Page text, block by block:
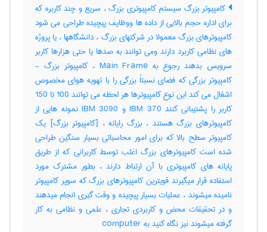
کامپیوتر بزرگ سیستم کامپیوتری بزرگ ، سریع و چند کاربره که
برای اداره حجم بالایی از داده ها ووظایف پیچیده طراحی می شود
کامپیوترهای بزرگ معمولا در شرکتهای بزرگ ، دانشگاهها ، یا پروژه
های نظامی کاربرد دارند ومی توانند به صدها یا حتی هزارها کاربر
سرویس بدهند رجوع به Main Frame ، کامپیوتر بزرگ -
کامپیوتر بزرگی که فضای نسبتاً بزرگی را با تهویه هوای مخصوص
اشغال می کند این نوع کامپیوترها هر لحظه می توانند 100 تا 150
کاربر را پشتیبانی کنند IBM 370 و IBM 3090 نمونه هایی از
کامپیوترهای بزرگ هستند ، بزرگ رایانه ، [کامپیوتر بزرگ] یک
کامپیوتر سطح بالا که برای امور محاسباتی بسیار سنگین طراحی
شده است کامپیوترهای بزرگ اغلب توسط کاربرانی که از طریق
پایانه های کامپیوتری با آن ارتباط دارند ، بطور مشترک مورد
استفاده قرار میگیرند قویترین کامپیوترهای بزرگ که سوپر کامپیوتر
نامیده میشوند ، عملیات بسیار پیچیده و وقت گیری انجام میدهند
و در تحقیقات محض و کاربردی تجاری ، علمی و نظامی به کار
گرفته میشوند نیز نگاه کنید به ‎ computer